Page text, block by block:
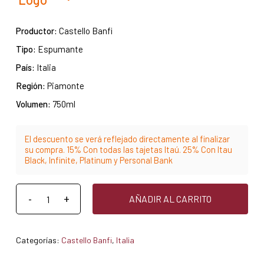
Productor: Castello Banfi
Tipo: Espumante
País: Italia
Región: Piamonte
Volumen: 750ml
El descuento se verá reflejado directamente al finalizar
su compra. 15% Con todas las tajetas Itaú. 25% Con Itau
Black, Infinite, Platinum y Personal Bank
AÑADIR AL CARRITO
Categorías: Castello Banfi, Italia